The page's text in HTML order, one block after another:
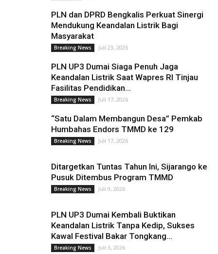
PLN dan DPRD Bengkalis Perkuat Sinergi
Mendukung Keandalan Listrik Bagi
Masyarakat
Breaking News Juli 23, 2026
PLN UP3 Dumai Siaga Penuh Jaga
Keandalan Listrik Saat Wapres RI Tinjau
Fasilitas Pendidikan...
Breaking News Juli 17, 2026
“Satu Dalam Membangun Desa” Pemkab
Humbahas Endors TMMD ke 129
Breaking News Juli 17, 2026
Ditargetkan Tuntas Tahun Ini, Sijarango ke
Pusuk Ditembus Program TMMD
Breaking News Juli 9, 2026
PLN UP3 Dumai Kembali Buktikan
Keandalan Listrik Tanpa Kedip, Sukses
Kawal Festival Bakar Tongkang...
Breaking News Juli 3, 2026